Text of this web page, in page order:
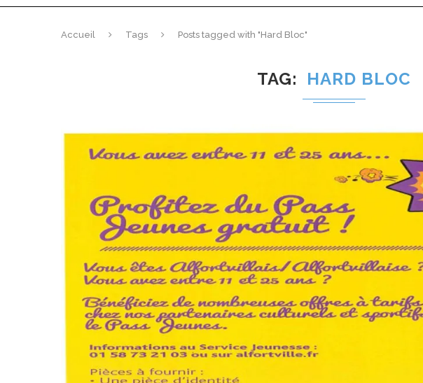
Accueil Tags Posts tagged with "Hard Bloc"
TAG HARD BLOC